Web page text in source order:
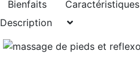
Bienfaits Caractéristiques
Description